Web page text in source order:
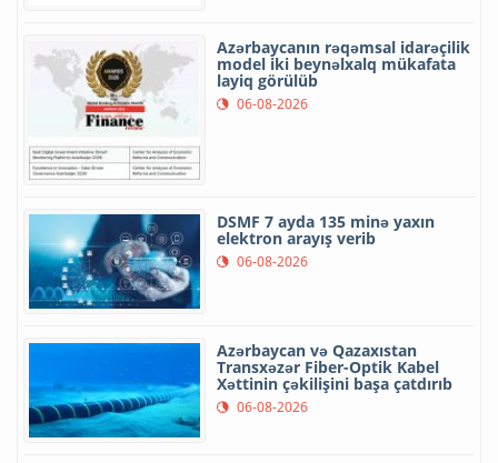
Azərbaycanın rəqəmsal idarəçilik
model iki beynəlxalq mükafata
layiq görülüb
06-08-2026
DSMF 7 ayda 135 minə yaxın
elektron arayış verib
06-08-2026
Azərbaycan və Qazaxıstan
Transxəzər Fiber-Optik Kabel
Xəttinin çəkilişini başa çatdırıb
06-08-2026